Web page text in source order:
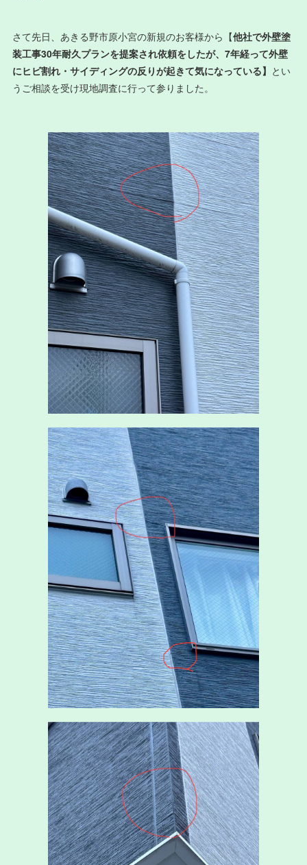
さて先日、あきる野市原小宮の新規のお客様から【他社で外壁塗
装工事30年耐久プランを提案され依頼をしたが、7年経って外壁
にヒビ割れ・サイディングの反りが起きて気になっている】 とい
うご相談を受け現地調査に行って参りました。